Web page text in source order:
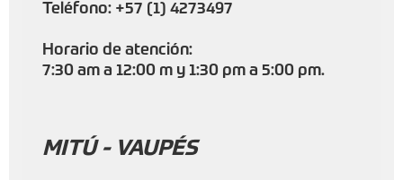
Teléfono: +57 (1) 4273497
Horario de atención:
7:30 am a 12:00 m y 1:30 pm a 5:00 pm.
MITÚ - VAUPÉS